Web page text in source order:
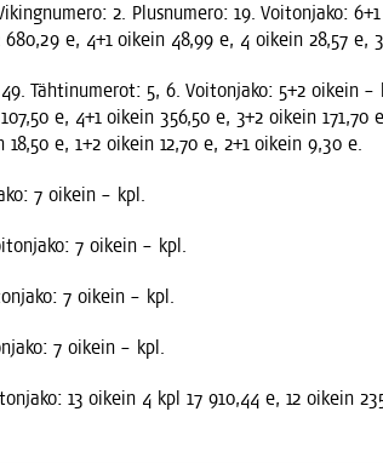
2. Plus­nu­me­ro: 19. Voi­ton­ja­ko:
e, 4+1 oikein 48,99 e, 4 oikein 28,57 e,
Täh­ti­nu­me­rot: 5, 6. Voi­ton­ja­ko: 5+2 oikein –
e, 4+1 oikein 356,50 e, 3+2 oikein
e, 1+2 oikein 12,70 e, 2+1 oikein 9,30 e.
7 oikein – kpl.
7 oikein – kpl.
7 oikein – kpl.
7 oikein – kpl.
13 oikein 4 kpl 17 910,44 e, 12 oikein